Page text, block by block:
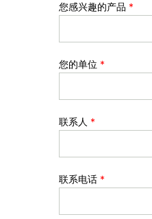
您感兴趣的产品 *
您的单位 *
联系人 *
联系电话 *